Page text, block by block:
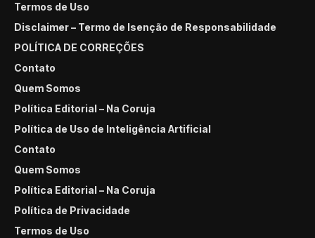
Termos de Uso
Disclaimer – Termo de Isenção de Responsabilidade
POLÍTICA DE CORREÇÕES
Contato
Quem Somos
Política Editorial – Na Coruja
Política de Uso de Inteligência Artificial
Contato
Quem Somos
Política Editorial – Na Coruja
Política de Privacidade
Termos de Uso